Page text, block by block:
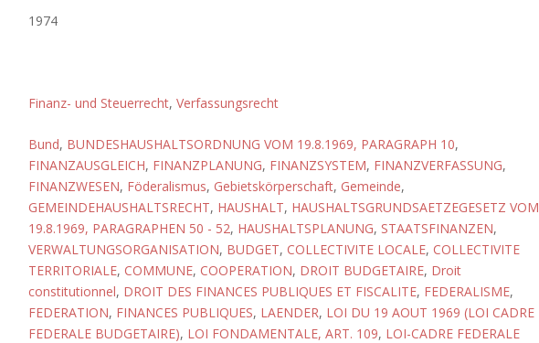
1974
Finanz- und Steuerrecht, Verfassungsrecht
Bund, BUNDESHAUSHALTSORDNUNG VOM 19.8.1969, PARAGRAPH 10,
FINANZAUSGLEICH, FINANZPLANUNG, FINANZSYSTEM, FINANZVERFASSUNG,
FINANZWESEN, Föderalismus, Gebietskörperschaft, Gemeinde,
GEMEINDEHAUSHALTSRECHT, HAUSHALT, HAUSHALTSGRUNDSAETZEGESETZ VOM
19.8.1969, PARAGRAPHEN 50 - 52, HAUSHALTSPLANUNG, STAATSFINANZEN,
VERWALTUNGSORGANISATION, BUDGET, COLLECTIVITE LOCALE, COLLECTIVITE
TERRITORIALE, COMMUNE, COOPERATION, DROIT BUDGETAIRE, Droit
constitutionnel, DROIT DES FINANCES PUBLIQUES ET FISCALITE, FEDERALISME,
FEDERATION, FINANCES PUBLIQUES, LAENDER, LOI DU 19 AOUT 1969 (LOI CADRE
FEDERALE BUDGETAIRE), LOI FONDAMENTALE, ART. 109, LOI-CADRE FEDERALE